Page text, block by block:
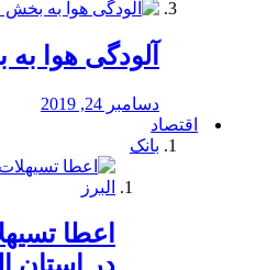
آلودگی هوا
دسامبر 24, 2019
اقتصاد
بانک
️اعطا